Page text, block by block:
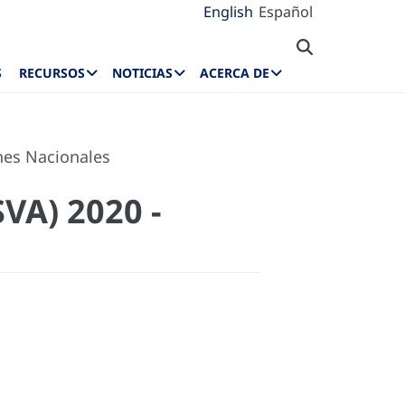
English Español
RECURSOS NOTICIAS ACERCA DE
Nacionales
2020 -